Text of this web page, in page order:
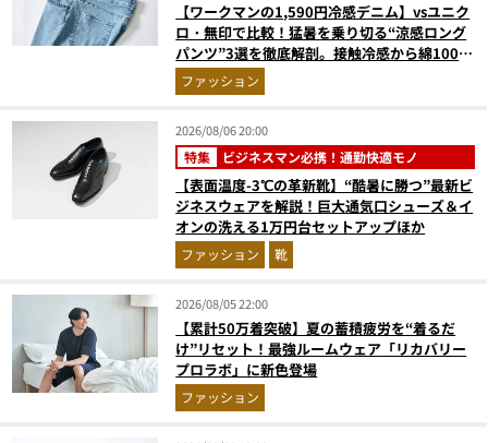
【ワークマンの1,590円冷感デニム】vsユニク
ロ・無印で比較！猛暑を乗り切る“涼感ロング
パンツ”3選を徹底解剖。接触冷感から綿100%
まで決定版
ファッション
2026/08/06 20:00
特集 ビジネスマン必携！通勤快適モノ
【表面温度-3℃の革新靴】“酷暑に勝つ”最新ビ
ジネスウェアを解説！巨大通気口シューズ＆イ
オンの洗える1万円台セットアップほか
ファッション 靴
2026/08/05 22:00
【累計50万着突破】夏の蓄積疲労を“着るだ
け”リセット！最強ルームウェア「リカバリー
プロラボ」に新色登場
ファッション